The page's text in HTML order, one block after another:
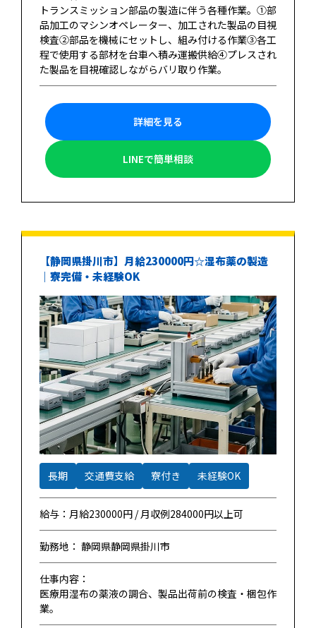
トランスミッション部品の製造に伴う各種作業。①部
品加工のマシンオペレーター、加工された製品の目視
検査②部品を機械にセットし、組み付ける作業③各工
程で使用する部材を台車へ積み運搬供給④プレスされ
た製品を目視確認しながらバリ取り作業。
詳細を見る
LINEで簡単相談
【静岡県掛川市】月給230000円☆湿布薬の製造
｜寮完備・未経験OK
長期 交通費支給 寮付き 未経験OK
給与：月給230000円 / 月収例284000円以上可
勤務地： 静岡県静岡県掛川市
仕事内容：
医療用湿布の薬液の調合、製品出荷前の検査・梱包作
業。